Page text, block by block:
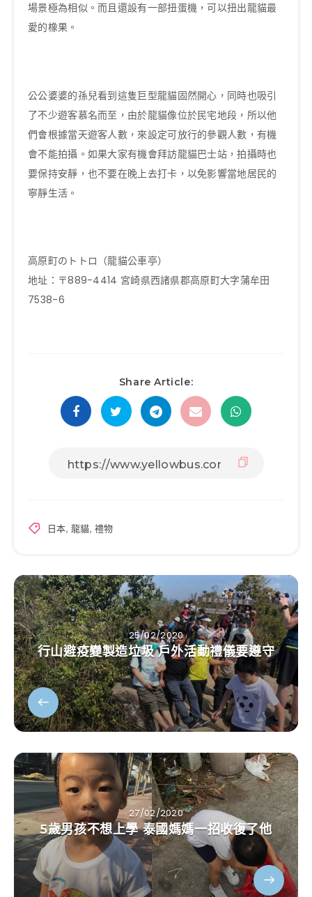
場景極為相似。而且還設有一部扭蛋機，可以扭出龍貓最
愛的橡果。
公公婆婆的孫兒看到這隻巨型龍貓固然開心，同時也吸引
了不少遊客慕名而至，由於龍貓像位於民宅地段，所以他
們會根據當天遊客人數，來設定可放行的參觀人數，有機
會不能拍攝。如果大家有機會拜訪龍貓巴士站，拍攝時也
要保持安靜，也不要在晚上去打卡，以免影響當地居民的
寧靜生活。
高原町のトトロ（龍貓公車亭）
地址：〒889-4414 宮崎県西諸県郡高原町大字蒲牟田
7538-6
Share Article:
日本, 龍貓,禮物
25/02/2020
行山避疫變製造垃圾 戶外活動禮儀要遵守
27/02/2020
5歲男孩不想上學 泰國媽媽一招收復了他